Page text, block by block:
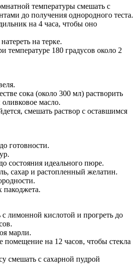
температуры смешать с
до получения однородного теста.
на 4 часа, чтобы оно
на терке.
температуре 180 градусов около 2
сока (около 300 мл) растворить
масло.
смешать раствор с оставшимся
готовности.
состояния идеального пюре.
сахар и растопленный желатин.
пакоджета.
лимонной кислотой и прогреть до
марли.
помещение на 12 часов, чтобы стекла
смешать с сахарной пудрой